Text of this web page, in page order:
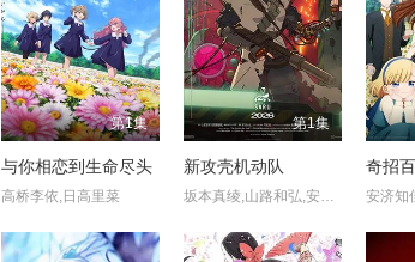
第1集
与你相恋到生命尽头
高桥李依,日高里菜
第1集
新攻壳机动队
坂本真绫,山路和弘,安元洋贵
奇招
安济知